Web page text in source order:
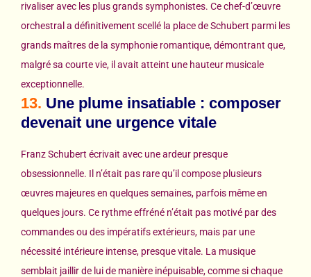
rivaliser avec les plus grands symphonistes. Ce chef-d’œuvre
orchestral a définitivement scellé la place de Schubert parmi les
grands maîtres de la symphonie romantique, démontrant que,
malgré sa courte vie, il avait atteint une hauteur musicale
exceptionnelle.
13. Une plume insatiable : composer
devenait une urgence vitale
Franz Schubert écrivait avec une ardeur presque
obsessionnelle. Il n’était pas rare qu’il compose plusieurs
œuvres majeures en quelques semaines, parfois même en
quelques jours. Ce rythme effréné n’était pas motivé par des
commandes ou des impératifs extérieurs, mais par une
nécessité intérieure intense, presque vitale. La musique
semblait jaillir de lui de manière inépuisable, comme si chaque